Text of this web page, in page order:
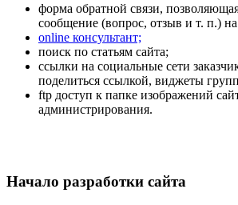
форма обратной связи,
сообщение (вопрос, отзыв и т. п.)
online консультант;
поиск по статьям сайта;
ссылки на социальные сети
поделиться ссылкой, виджеты
ftp доступ к папке изображений
администрирования.
Начало разработки сайта